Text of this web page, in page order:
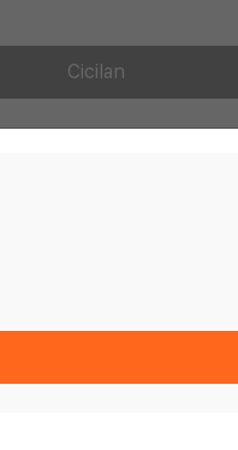
Cicilan